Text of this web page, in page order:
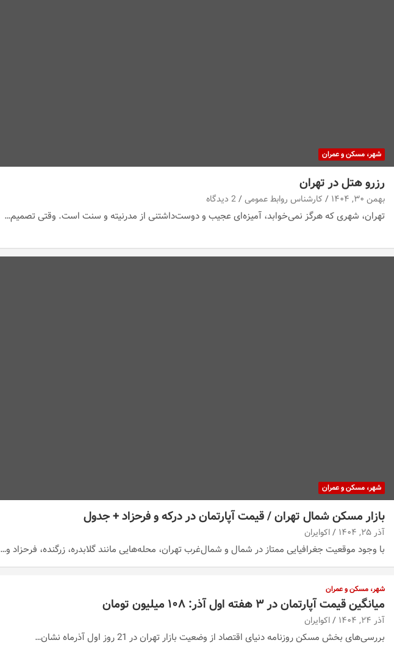
شهر، مسکن و عمران
رزرو هتل در تهران
بهمن ۳۰, ۱۴۰۴ کارشناس روابط عمومی 2 دیدگاه
تهران، شهری که هرگز نمی‌خوابد، آمیزه‌ای عجیب و دوست‌داشتنی از مدرنیته و سنت است. وقتی تصمیم…
شهر، مسکن و عمران
بازار مسکن شمال تهران / قیمت آپارتمان در درکه و فرحزاد + جدول
آذر ۲۵, ۱۴۰۴ اکوایران
با وجود موقعیت جغرافیایی ممتاز در شمال و شمال‌غرب تهران، محله‌هایی مانند گلابدره، زرگنده، فرحزاد و…
شهر، مسکن و عمران
میانگین قیمت آپارتمان در ۳ هفته اول آذر: ۱۰۸ میلیون تومان
آذر ۲۴, ۱۴۰۴ اکوایران
بررسی‌های بخش مسکن روزنامه دنیای اقتصاد از وضعیت بازار تهران در 21 روز اول آذرماه نشان…